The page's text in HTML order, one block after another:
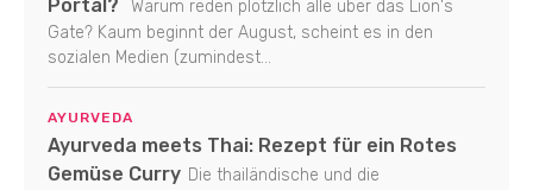
Portal?
Warum reden plötzlich alle über das Lion's
Gate? Kaum beginnt der August, scheint es in den
sozialen Medien (zumindest...
AYURVEDA
Ayurveda meets Thai: Rezept für ein Rotes
Gemüse Curry Die thailändische und die